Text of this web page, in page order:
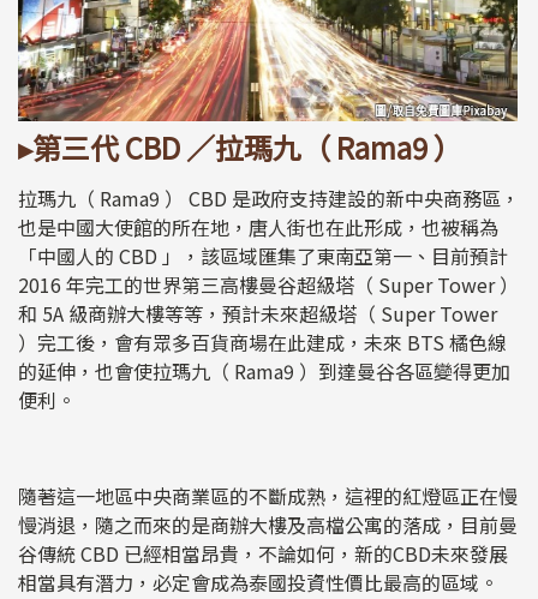
▸第三代 CBD ／拉瑪九（ Rama9 ）
拉瑪九（ Rama9 ） CBD 是政府支持建設的新中央商務區，
也是中國大使館的所在地，唐人街也在此形成，也被稱為
「中國人的 CBD 」，該區域匯集了東南亞第一、目前預計
2016 年完工的世界第三高樓曼谷超級塔（ Super Tower ）
和 5A 級商辦大樓等等，預計未來超級塔（ Super Tower
）完工後，會有眾多百貨商場在此建成，未來 BTS 橘色線
的延伸，也會使拉瑪九（ Rama9 ）到達曼谷各區變得更加
便利。
隨著這一地區中央商業區的不斷成熟，這裡的紅燈區正在慢
慢消退，隨之而來的是商辦大樓及高檔公寓的落成，目前曼
谷傳統 CBD 已經相當昂貴，不論如何，新的CBD未來發展
相當具有潛力，必定會成為泰國投資性價比最高的區域。